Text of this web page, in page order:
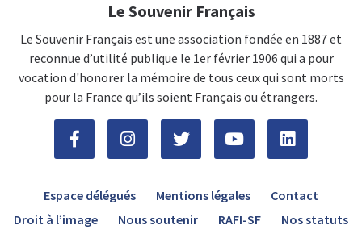
Le Souvenir Français
Le Souvenir Français est une association fondée en 1887 et
reconnue d’utilité publique le 1er février 1906 qui a pour
vocation d'honorer la mémoire de tous ceux qui sont morts
pour la France qu’ils soient Français ou étrangers.
Espace délégués Mentions légales
Contact
Droit à l’image
Nous soutenir RAFI-SF Nos statuts